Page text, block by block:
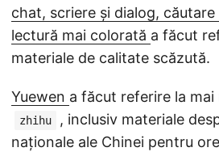
chat, scriere și dialog,
lectură mai colorată a făcut
materiale de calitate scăzută.
Yuewen a făcut referire la
zhihu
, inclusiv materiale
naționale ale Chinei pentru